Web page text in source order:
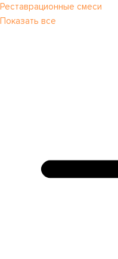
Реставрационные смеси
Показать все